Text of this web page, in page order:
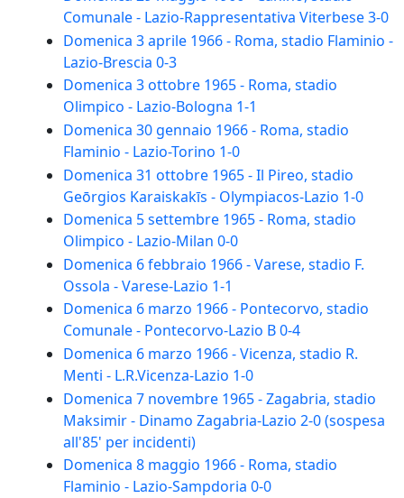
Comunale - Lazio-Rappresentativa Viterbese 3-0
Domenica 3 aprile 1966 - Roma, stadio Flaminio -
Lazio-Brescia 0-3
Domenica 3 ottobre 1965 - Roma, stadio
Olimpico - Lazio-Bologna 1-1
Domenica 30 gennaio 1966 - Roma, stadio
Flaminio - Lazio-Torino 1-0
Domenica 31 ottobre 1965 - Il Pireo, stadio
Geōrgios Karaiskakīs - Olympiacos-Lazio 1-0
Domenica 5 settembre 1965 - Roma, stadio
Olimpico - Lazio-Milan 0-0
Domenica 6 febbraio 1966 - Varese, stadio F.
Ossola - Varese-Lazio 1-1
Domenica 6 marzo 1966 - Pontecorvo, stadio
Comunale - Pontecorvo-Lazio B 0-4
Domenica 6 marzo 1966 - Vicenza, stadio R.
Menti - L.R.Vicenza-Lazio 1-0
Domenica 7 novembre 1965 - Zagabria, stadio
Maksimir - Dinamo Zagabria-Lazio 2-0 (sospesa
all'85' per incidenti)
Domenica 8 maggio 1966 - Roma, stadio
Flaminio - Lazio-Sampdoria 0-0